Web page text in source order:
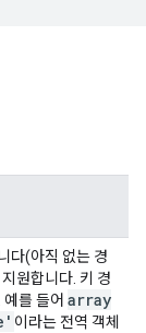
다(아직 없는 경
원합니다. 키 경
를 들어 array
이라는 전역 객체